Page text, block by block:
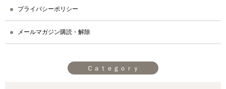
プライバシーポリシー
メールマガジン購読・解除
Ｃａｔｅｇｏｒｙ